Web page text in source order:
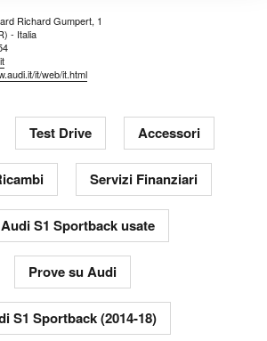
Richard Gumpert, 1
- Italia
it/web/it.html
Test Drive Accessori
Servizi Finanziari
Audi S1 Sportback usate
Prove su Audi
S1 Sportback (2014-18)